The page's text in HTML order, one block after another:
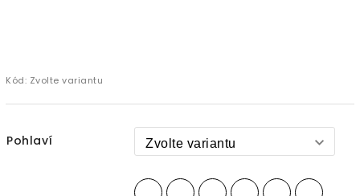
Kód: Zvolte variantu
Pohlaví